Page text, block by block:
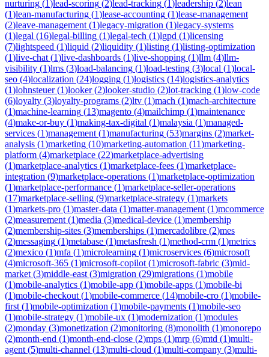
nurturing (1)lead-scoring (2)lead-tracking (1)leadership (2)lean
(1)lean-manufacturing (1)lease-accounting (1)lease-management
(2)leave-management (1)legacy-migration (1)legacy-systems
(1)legal (16)legal-billing (1)legal-tech (1)lgpd (1)licensing
(7)lightspeed (1)liquid (2)liquidity (1)listing (1)listing-optimization
(1)live-chat (1)live-dashboards (1)live-shopping (1)llm (4)llm-
visibility (1)lms (3)load-balancing (1)load-testing (3)local (1)local-
seo (4)localization (24)logging (1)logistics (14)logistics-analytics
(1)lohnsteuer(1)looker(2)looker-studio (2)lot-tracking (1)low-code
(6)loyalty (3)loyalty-programs (2)ltv (1)mach (1)mach-architecture
(1)machine-learning (13)magento (4)mailchimp (1)maintenance
(4)make-or-buy (1)making-tax-digital (1)malaysia (1)managed-
services (1)management (1)manufacturing (53)margins (2)market-
analysis (1)marketing (10)marketing-automation (11)marketing-
platform (4)marketplace (22)marketplace-advertising
(1)marketplace-analytics (1)marketplace-fees (1)marketplace-
integration (9)marketplace-operations (1)marketplace-optimization
(1)marketplace-performance (1)marketplace-seller-operations
(17)marketplace-selling (9)marketplace-strategy (1)markets
(1)markets-pro (1)master-data (1)matter-management (1)mcommerce
(2)measurement (1)media (3)medical-device (1)membership
(2)membership-sites (3)memberships (1)mercadolibre (2)mes
(2)messaging (1)metabase (1)metasfresh (1)method-crm (1)metrics
(2)mexico (1)mfa (1)microlearning (1)microservices (6)microsoft
(4)microsoft-365 (1)microsoft-copilot (1)microsoft-fabric (3)mid-
market (3)middle-east (3)migration (29)migrations (1)mobile
(1)mobile-analytics (1)mobile-app (1)mobile-apps (1)mobile-bi
(1)mobile-checkout (1)mobile-commerce (14)mobile-cro (1)mobile-
first (1)mobile-optimization (1)mobile-payments (1)mobile-seo
(1)mobile-strategy (1)mobile-ux (1)modernization (1)modules
(2)monday (3)monetization (2)monitoring (8)monolith (1)monorepo
(2)month-end (1)month-end-close (2)mps (1)mrp (6)mtd (1)multi-
agent (5)multi-channel (13)multi-cloud (1)multi-company (3)multi-